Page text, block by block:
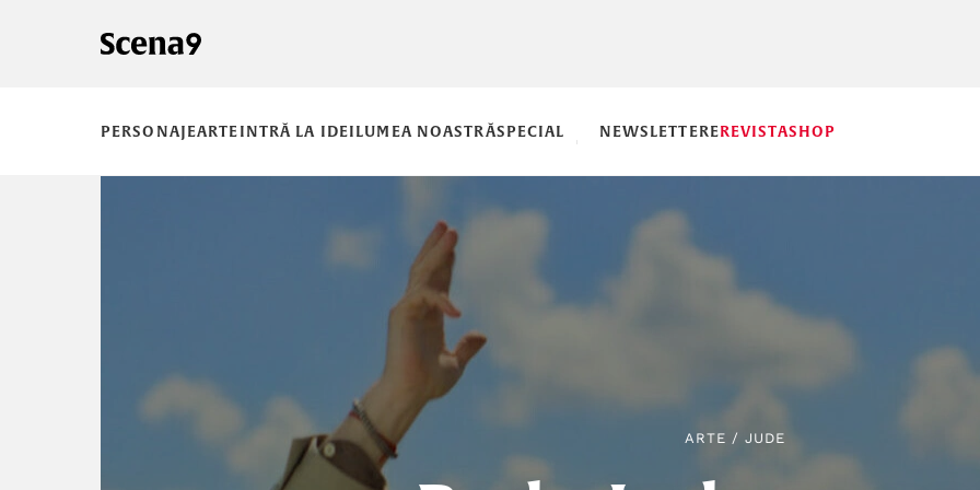
PERSONAJEARTEINTRĂ LA IDEILUMEA NOASTRĂSPECIAL NEWSLETTEREREVISTASHOP
ARTE /JUDE